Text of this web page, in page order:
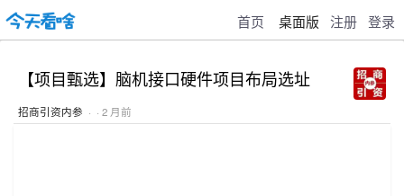
首页 桌面版 注册 登录
【项目甄选】脑机接口硬件项目布局选址
招商引资内参 · · 2 月前